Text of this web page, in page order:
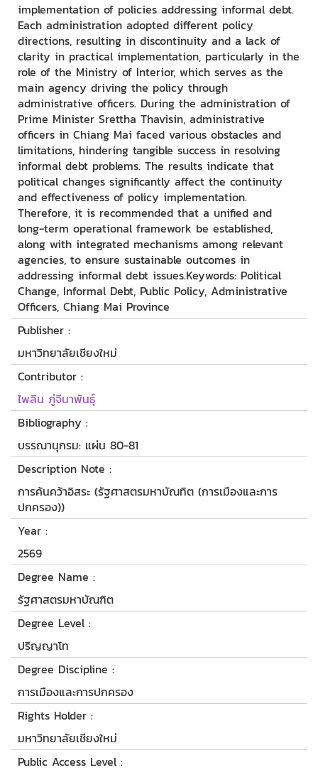
implementation of policies addressing informal debt.
Each administration adopted different policy
directions, resulting in discontinuity and a lack of
clarity in practical implementation, particularly in the
role of the Ministry of Interior, which serves as the
main agency driving the policy through
administrative officers. During the administration of
Prime Minister Srettha Thavisin, administrative
officers in Chiang Mai faced various obstacles and
limitations, hindering tangible success in resolving
informal debt problems. The results indicate that
political changes significantly affect the continuity
and effectiveness of policy implementation.
Therefore, it is recommended that a unified and
long-term operational framework be established,
along with integrated mechanisms among relevant
agencies, to ensure sustainable outcomes in
addressing informal debt issues.Keywords: Political
Change, Informal Debt, Public Policy, Administrative
Officers, Chiang Mai Province
Publisher :
มหาวิทยาลัยเชียงใหม่
Contributor :
ไพลิน ภู่จีนาพันธุ์
Bibliography :
บรรณานุกรม: แผ่น 80-81
Description Note :
การค้นคว้าอิสระ (รัฐศาสตรมหาบัณทิต (การเมืองและการ
ปกครอง))
Year :
2569
Degree Name :
รัฐศาสตรมหาบัณฑิต
Degree Level :
ปริญญาโท
Degree Discipline :
การเมืองและการปกครอง
Rights Holder :
มหาวิทยาลัยเชียงใหม่
Public Access Level :